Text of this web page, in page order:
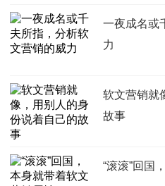
一夜成名或
力
软文营销就
故事
“滚滚”回国